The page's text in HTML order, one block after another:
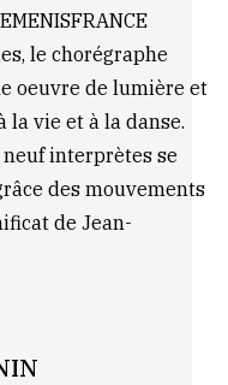
le chorégraphe
oeuvre de lumière et
la vie et à la danse.
neuf interprètes se
des mouvements
de Jean-